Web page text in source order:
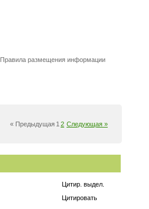
Правила размещения информации
« Предыдущая 1 2 Следующая »
Цитир. выдел.
Цитировать